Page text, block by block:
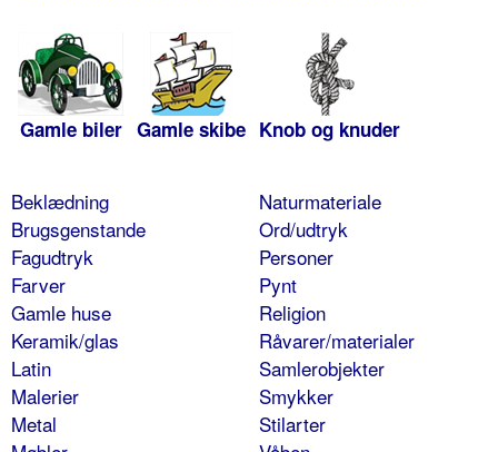
Gamle biler Gamle skibe Knob og knuder
Beklædning
Brugsgenstande
Fagudtryk
Farver
Gamle huse
Keramik/glas
Latin
Malerier
Metal
Naturmateriale
Ord/udtryk
Personer
Pynt
Religion
Råvarer/materialer
Samlerobjekter
Smykker
Stilarter